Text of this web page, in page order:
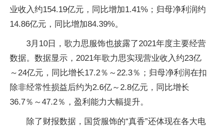
业收入约154.19亿元，同比增加1.41%；归母净利润约
14.86亿元，同比增加84.39%。
3月10日，歌力思服饰也披露了2021年度主要经营
数据。数据显示，2021年歌力思实现营业收入约23亿
～24亿元，同比增长17.2％～22.3％；归母净利润在扣
除非经常性损益后约为2.6亿～2.8亿元，同比增长
36.7％～47.2％，盈利能力大幅提升。
除了财报数据，国货服饰的“真香”还体现在各大电